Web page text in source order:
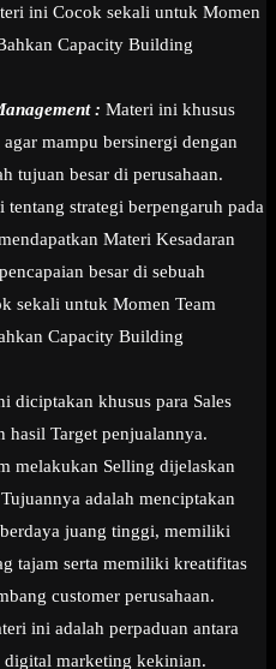
ini Cocok sekali untuk Momen
Capacity Building
: Materi ini khusus
mampu bersinergi dengan
tujuan besar di perusahaan.
tentang strategi berpengaruh pada
Materi Kesadaran
besar di sebuah
sekali untuk Momen Team
Capacity Building
diciptakan khusus para Sales
hasil Target penjualannya.
melakukan Selling dijelaskan
adalah menciptakan
juang tinggi, memiliki
tajam serta memiliki kreatifitas
customer perusahaan.
ini adalah perpaduan antara
marketing kekinian.